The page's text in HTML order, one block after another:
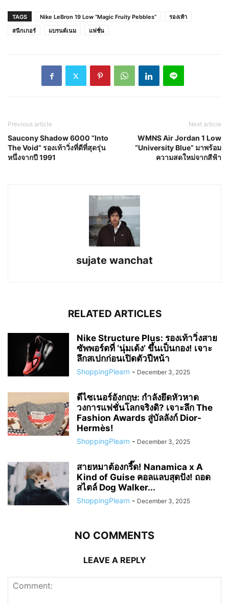
TAGS Nike LeBron 19 Low “Magic Fruity Pebbles”
รองเท้า
สนีกเกอร์
แบรนด์เนม แฟชั่น
Previous article
Saucony Shadow 6000 “Into
The Void” รองเท้าวิ่งที่ดีที่สุดรุ่น
หนึ่งจากปี 1991
Next article
WMNS Air Jordan 1 Low
“University Blue” มาพร้อม
ความสดใหม่จากสีฟ้า
sujate wanchat
RELATED ARTICLES
Nike Structure Plus: รองเท้าวิ่งสาย
ซัพพอร์ตที่ ‘นุ่มเด้ง’ ขึ้นเป็นกอง! เจาะ
ลึกสเปกก่อนเปิดตัวปีหน้า
ShoppingPlearn - December 3, 2025
ดีไซเนอร์อังกฤษ: กำลังยึดหัวหาด
วงการแฟชั่นโลกจริงดิ? เจาะลึก The
Fashion Awards สู่บัลลังก์ Dior-
Hermès!
ShoppingPlearn - December 3, 2025
สายหมาต้องกรี๊ด! Nanamica x A
Kind of Guise คอลแลบสุดปัง! ถอด
สไตล์ Dog Walker...
ShoppingPlearn - December 3, 2025
NO COMMENTS
LEAVE A REPLY